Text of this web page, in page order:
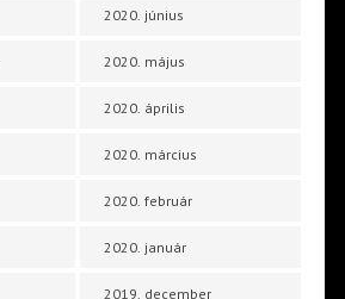
2020. június
2020. május
2020. április
2020. március
2020. február
2020. január
2019. december